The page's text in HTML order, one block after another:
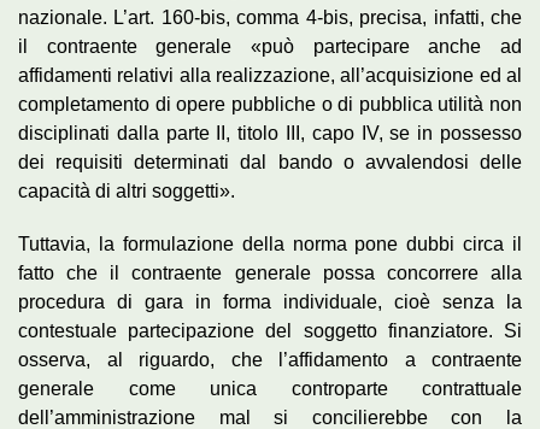
nazionale. L’art. 160-bis, comma 4-bis, precisa, infatti, che
il contraente generale «può partecipare anche ad
affidamenti relativi alla realizzazione, all’acquisizione ed al
completamento di opere pubbliche o di pubblica utilità non
disciplinati dalla parte II, titolo III, capo IV, se in possesso
dei requisiti determinati dal bando o avvalendosi delle
capacità di altri soggetti».
Tuttavia, la formulazione della norma pone dubbi circa il
fatto che il contraente generale possa concorrere alla
procedura di gara in forma individuale, cioè senza la
contestuale partecipazione del soggetto finanziatore. Si
osserva, al riguardo, che l’affidamento a contraente
generale come unica controparte contrattuale
dell’amministrazione mal si concilierebbe con la